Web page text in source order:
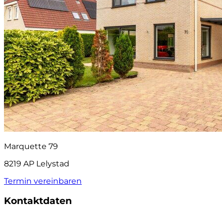
Marquette 79
8219 AP Lelystad
Termin vereinbaren
Kontaktdaten